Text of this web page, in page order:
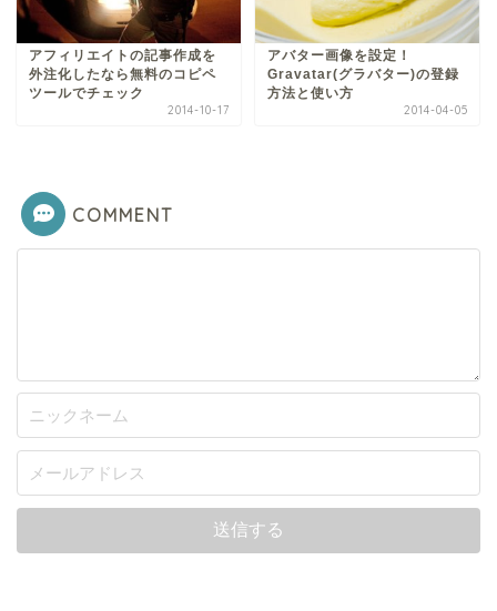
アフィリエイトの記事作成を
外注化したなら無料のコピペ
ツールでチェック
2014-10-17
アバター画像を設定！
Gravatar(グラバター)の登録
方法と使い方
2014-04-05
COMMENT